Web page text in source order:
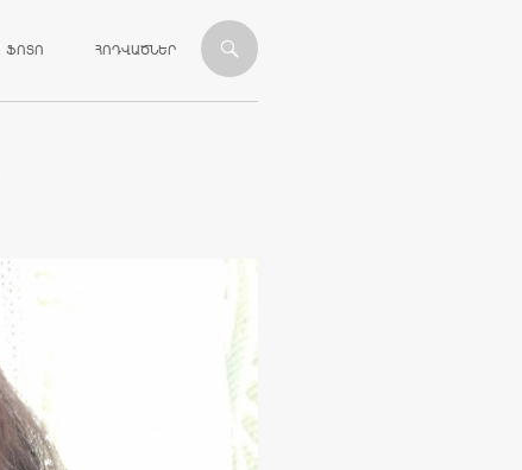
ՖՈՏՈ ՀՈԴՎԱԾՆԵՐ